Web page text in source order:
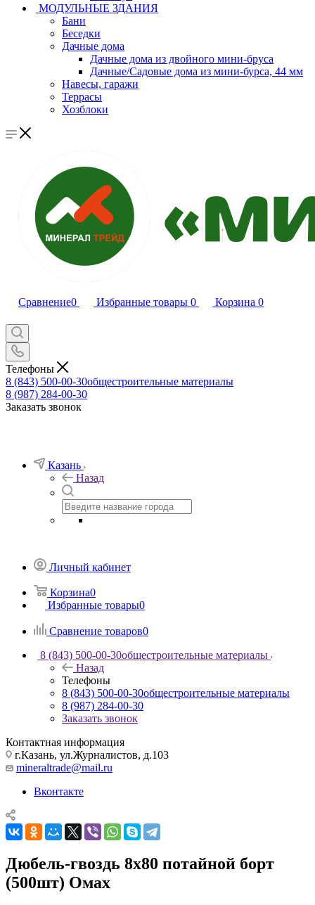
МОДУЛЬНЫЕ ЗДАНИЯ
Бани
Беседки
Дачные дома
Дачные дома из двойного мини-бруса
Дачные/Садовые дома из мини-бурса, 44 мм
Навесы, гаражи
Террасы
Хозблоки
Сравнение0 Избранные товары 0 Корзина 0
Телефоны
8 (843) 500-00-30общестроительные материалы
8 (987) 284-00-30
Заказать звонок
Казань
Назад
Личный кабинет
Корзина0
Избранные товары0
Сравнение товаров0
8 (843) 500-00-30общестроительные материалы
Назад
Телефоны
8 (843) 500-00-30общестроительные материалы
8 (987) 284-00-30
Заказать звонок
Контактная информация
г.Казань, ул.Журналистов, д.103
mineraltrade@mail.ru
Вконтакте
Дюбель-гвоздь 8х80 потайной борт
(500шт) Омах